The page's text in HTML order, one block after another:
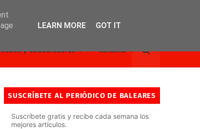
y Colaboradores Contacto
SUSCRÍBETE AL PERIÓDICO DE BALEARES
Suscríbete gratis y recibe cada semana los
mejores artículos.
LEARN MORE GOT IT